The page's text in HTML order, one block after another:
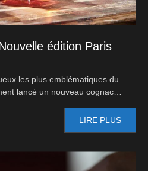
édition Paris
les plus emblématiques du
lancé un nouveau cognac…
LIRE PLUS